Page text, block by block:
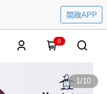
開啟APP
0
1/10